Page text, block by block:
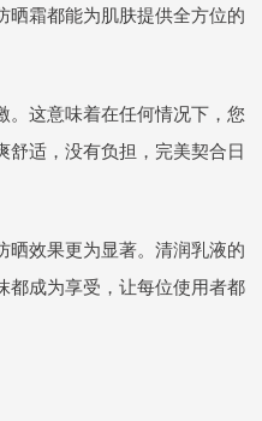
晒霜都能为肌肤提供全方位的
。这意味着在任何情况下，您
适，没有负担，完美契合日
晒效果更为显著。清润乳液的
都成为享受，让每位使用者都